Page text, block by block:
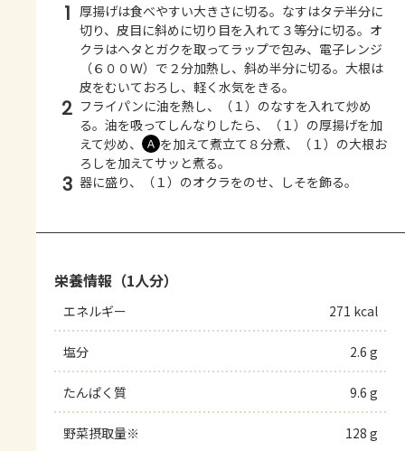
1 厚揚げは食べやすい大きさに切る。なすはタテ半分に
切り、皮目に斜めに切り目を入れて３等分に切る。オ
クラはヘタとガクを取ってラップで包み、電子レンジ
（６００Ｗ）で２分加熱し、斜め半分に切る。大根は
皮をむいておろし、軽く水気をきる。
2 フライパンに油を熱し、（１）のなすを入れて炒め
る。油を吸ってしんなりしたら、（１）の厚揚げを加
えて炒め、
Ａ を加えて煮立て８分煮、（１）の大根お
ろしを加えてサッと煮る。
3 器に盛り、（１）のオクラをのせ、しそを飾る。
栄養情報（1人分）
エネルギー 271 kcal
塩分 2.6 g
たんぱく質 9.6 g
野菜摂取量※ 128 g